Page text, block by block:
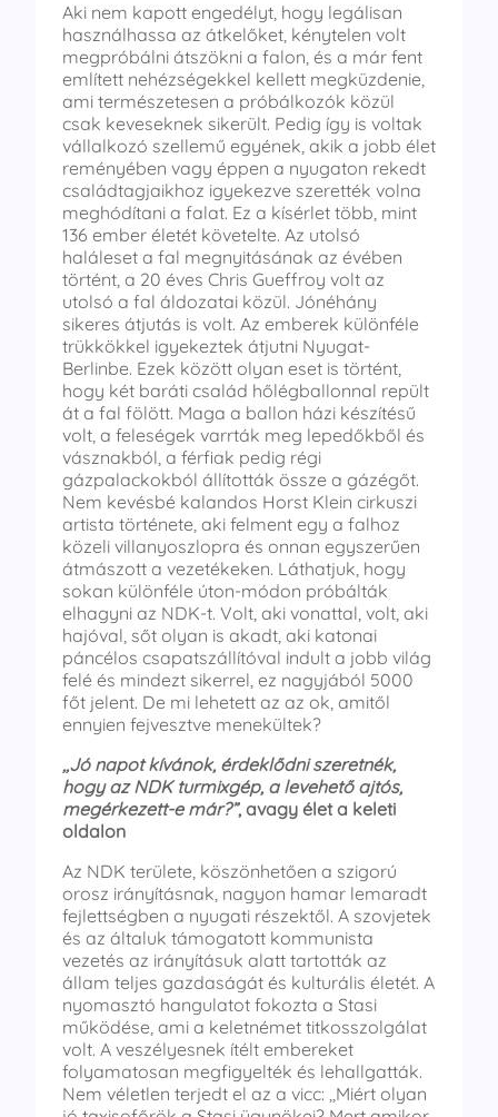
Aki nem kapott engedélyt, hogy legálisan
használhassa az átkelőket, kénytelen volt
megpróbálni átszökni a falon, és a már fent
említett nehézségekkel kellett megküzdenie,
ami természetesen a próbálkozók közül
csak keveseknek sikerült. Pedig így is voltak
vállalkozó szellemű egyének, akik a jobb élet
reményében vagy éppen a nyugaton rekedt
családtagjaikhoz igyekezve szerették volna
meghódítani a falat. Ez a kísérlet több, mint
136 ember életét követelte. Az utolsó
haláleset a fal megnyitásának az évében
történt, a 20 éves Chris Gueffroy volt az
utolsó a fal áldozatai közül. Jónéhány
sikeres átjutás is volt. Az emberek különféle
trükkökkel igyekeztek átjutni Nyugat-
Berlinbe. Ezek között olyan eset is történt,
hogy két baráti család hőlégballonnal repült
át a fal fölött. Maga a ballon házi készítésű
volt, a feleségek varrták meg lepedőkből és
vásznakból, a férfiak pedig régi
gázpalackokból állították össze a gázégőt.
Nem kevésbé kalandos Horst Klein cirkuszi
artista története, aki felment egy a falhoz
közeli villanyoszlopra és onnan egyszerűen
átmászott a vezetékeken. Láthatjuk, hogy
sokan különféle úton-módon próbálták
elhagyni az NDK-t. Volt, aki vonattal, volt, aki
hajóval, sőt olyan is akadt, aki katonai
páncélos csapatszállítóval indult a jobb világ
felé és mindezt sikerrel, ez nagyjából 5000
főt jelent. De mi lehetett az az ok, amitől
ennyien fejvesztve menekültek?
,,Jó napot kívánok, érdeklődni szeretnék,
hogy az NDK turmixgép, a levehető ajtós,
megérkezett-e már?”, avagy élet a keleti
oldalon
Az NDK területe, köszönhetően a szigorú
orosz irányításnak, nagyon hamar lemaradt
fejlettségben a nyugati részektől. A szovjetek
és az általuk támogatott kommunista
vezetés az irányításuk alatt tartották az
állam teljes gazdaságát és kulturális életét. A
nyomasztó hangulatot fokozta a Stasi
működése, ami a keletnémet titkosszolgálat
volt. A veszélyesnek ítélt embereket
folyamatosan megfigyelték és lehallgatták.
Nem véletlen terjedt el az a vicc: ,,Miért olyan